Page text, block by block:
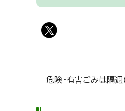
危険・有害ごみは隔